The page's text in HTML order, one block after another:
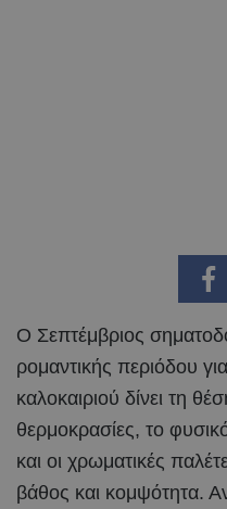
Ο Σεπτέμβριος
ρομαντικής περιόδου
καλοκαιριού δίνει τη
θερμοκρασίες, το
και οι χρωματικές
βάθος και κομψότητα.